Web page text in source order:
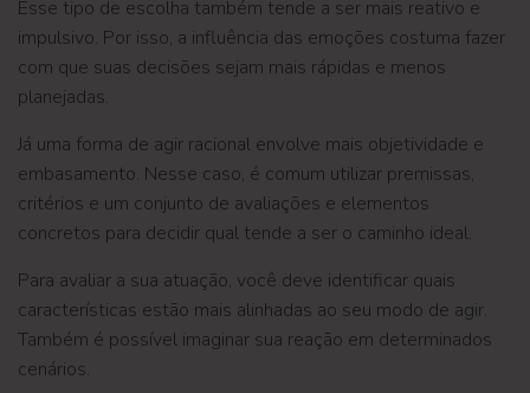
Esse tipo de escolha também tende a ser mais reativo e
impulsivo. Por isso, a influência das emoções costuma fazer
com que suas decisões sejam mais rápidas e menos
planejadas.
Já uma forma de agir racional envolve mais objetividade e
embasamento. Nesse caso, é comum utilizar premissas,
critérios e um conjunto de avaliações e elementos
concretos para decidir qual tende a ser o caminho ideal.
Para avaliar a sua atuação, você deve identificar quais
características estão mais alinhadas ao seu modo de agir.
Também é possível imaginar sua reação em determinados
cenários.